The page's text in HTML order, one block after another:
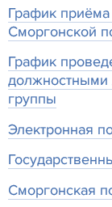
График
Сморгонской
График
должностными
группы
Электронная
Сморгонская